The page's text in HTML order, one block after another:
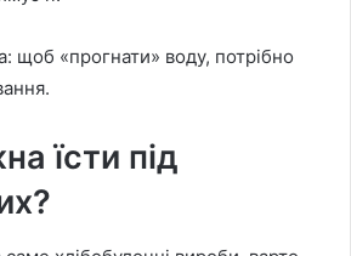
щоб «прогнати» воду, потрібно
їсти під